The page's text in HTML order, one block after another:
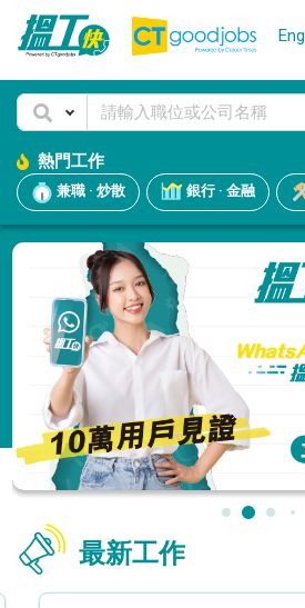
Eng
熱門工作
兼職 · 炒散 銀行 · 金融
最新工作